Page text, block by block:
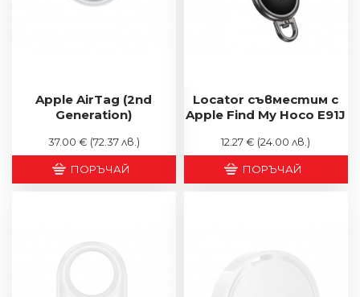
Apple AirTag (2nd
Generation)
37.00 € (72.37 лв.)
ПОРЪЧАЙ
Locator съвместим с
Apple Find My Hoco E91J
12.27 € (24.00 лв.)
ПОРЪЧАЙ